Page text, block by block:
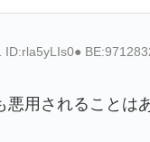
用されることは